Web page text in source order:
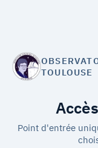
TOULOUSE
Point d'entrée